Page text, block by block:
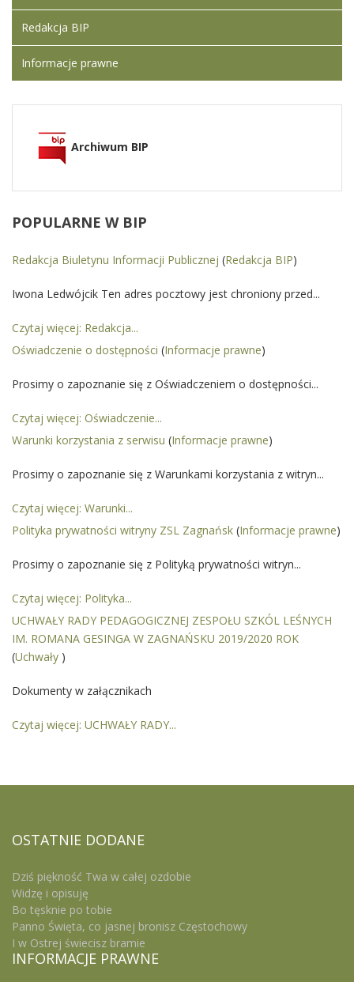
Redakcja BIP
Informacje prawne
Archiwum BIP
POPULARNE W BIP
Redakcja Biuletynu Informacji Publicznej (Redakcja BIP)
Iwona Ledwójcik Ten adres pocztowy jest chroniony przed...
Czytaj więcej: Redakcja...
Oświadczenie o dostępności (Informacje prawne)
Prosimy o zapoznanie się z Oświadczeniem o dostępności...
Czytaj więcej: Oświadczenie...
Warunki korzystania z serwisu (Informacje prawne)
Prosimy o zapoznanie się z Warunkami korzystania z witryn...
Czytaj więcej: Warunki...
Polityka prywatności witryny ZSL Zagnańsk (Informacje prawne)
Prosimy o zapoznanie się z Polityką prywatności witryn...
Czytaj więcej: Polityka...
UCHWAŁY RADY PEDAGOGICZNEJ ZESPOŁU SZKÓL LEŚNYCH
IM. ROMANA GESINGA W ZAGNAŃSKU 2019/2020 ROK
(Uchwały )
Dokumenty w załącznikach
Czytaj więcej: UCHWAŁY RADY...
OSTATNIE DODANE
Dziś piękność Twa w całej ozdobie
Widzę i opisuję
Bo tęsknie po tobie
Panno Święta, co jasnej bronisz Częstochowy
I w Ostrej świecisz bramie
INFORMACJE PRAWNE